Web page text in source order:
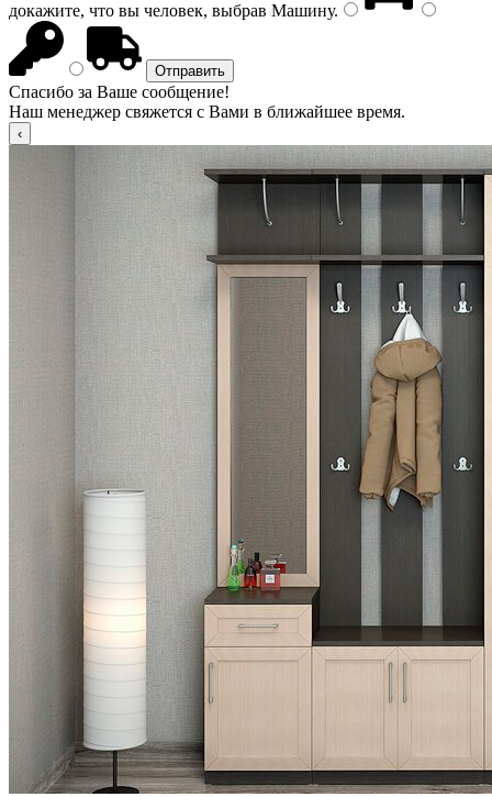
докажите, что вы человек, выбрав Машину.
Спасибо за Ваше сообщение!
Наш менеджер свяжется с Вами в ближайшее время.